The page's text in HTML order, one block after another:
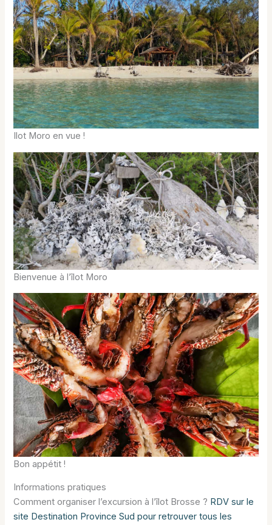
Ilot Moro en vue !
Bienvenue à l’îlot Moro
Bon appétit !
Informations pratiques
Comment organiser l’excursion à l’îlot Brosse ? RDV sur le
site Destination Province Sud pour retrouver tous les